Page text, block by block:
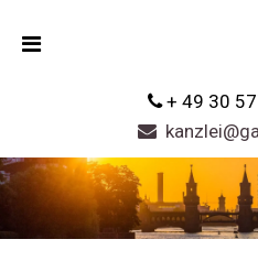
+ 49 30